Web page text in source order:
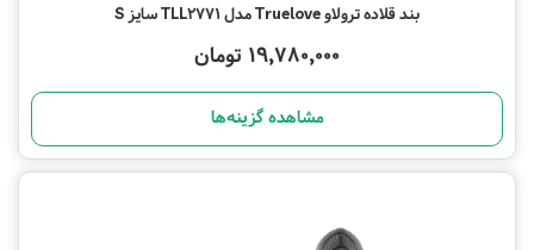
بند قلاده ترولاو Truelove مدل TLL2771 سایز S
19,780,000 تومان
مشاهده گزینه‌ها